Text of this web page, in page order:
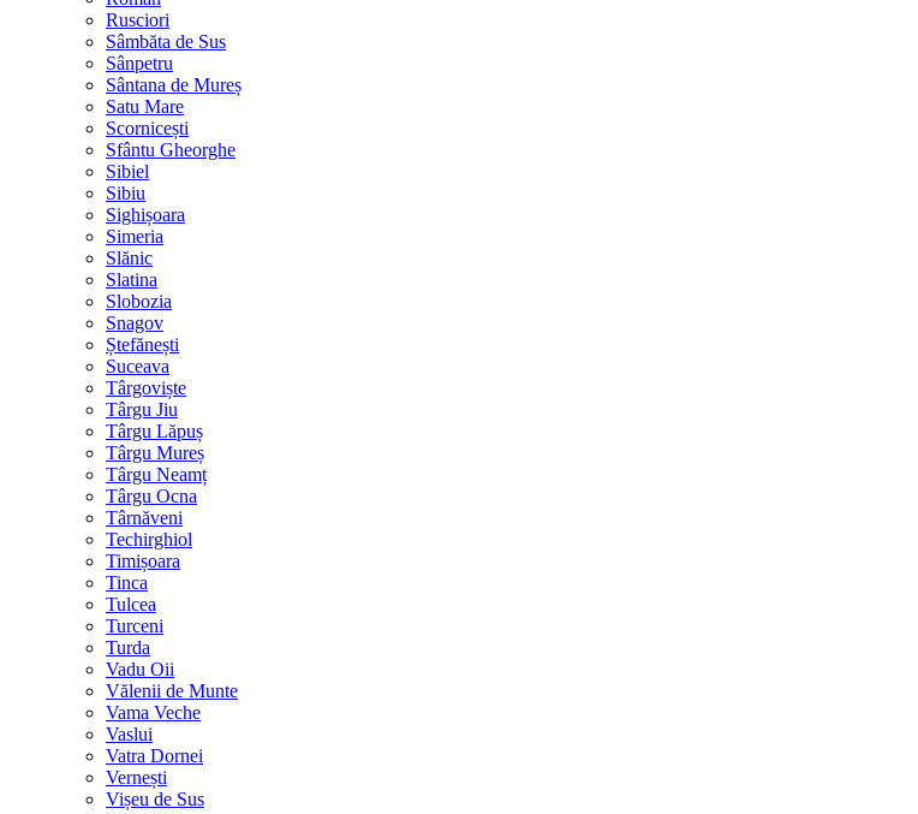
Rusciori
Sâmbăta de Sus
Sânpetru
Sântana de Mureș
Satu Mare
Scornicești
Sfântu Gheorghe
Sibiel
Sibiu
Sighișoara
Simeria
Slănic
Slatina
Slobozia
Snagov
Ștefănești
Suceava
Târgoviște
Târgu Jiu
Târgu Lăpuș
Târgu Mureș
Târgu Neamț
Târgu Ocna
Târnăveni
Techirghiol
Timișoara
Tinca
Tulcea
Turceni
Turda
Vadu Oii
Vălenii de Munte
Vama Veche
Vaslui
Vatra Dornei
Vernești
Vișeu de Sus